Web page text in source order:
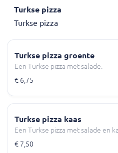
Turkse pizza
Turkse pizza
Turkse pizza groente
Een Turkse pizza met salade.
€ 6,75
Turkse pizza kaas
Een Turkse pizza met salade en
€ 7,50